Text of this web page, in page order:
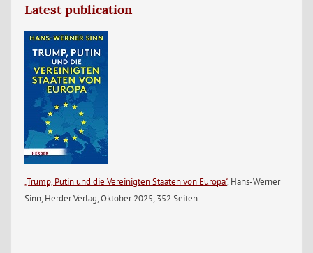
Latest publication
„Trump, Putin und die Vereinigten Staaten von Europa“, Hans-Werner
Sinn, Herder Verlag, Oktober 2025, 352 Seiten.